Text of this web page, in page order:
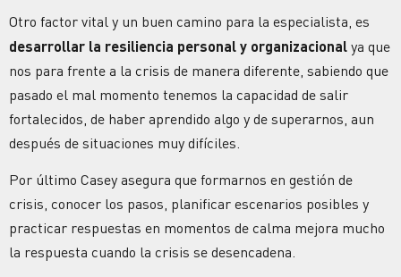
Otro factor vital y un buen camino para la especialista, es
desarrollar la resiliencia personal y organizacional ya que
nos para frente a la crisis de manera diferente, sabiendo que
pasado el mal momento tenemos la capacidad de salir
fortalecidos, de haber aprendido algo y de superarnos, aun
después de situaciones muy difíciles.
Por último Casey asegura que formarnos en gestión de
crisis, conocer los pasos, planificar escenarios posibles y
practicar respuestas en momentos de calma mejora mucho
la respuesta cuando la crisis se desencadena.